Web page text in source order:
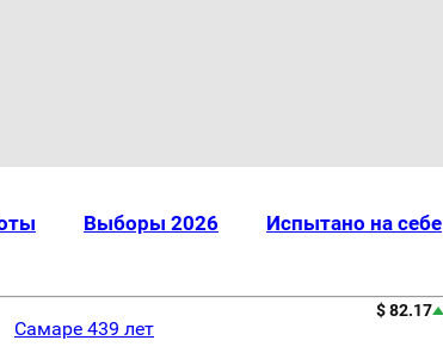
Выборы 2026 Испытано на себе
Самаре 439 лет
$ 82.17